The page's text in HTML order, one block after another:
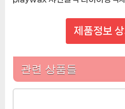
제품정보 상
관련 상품들